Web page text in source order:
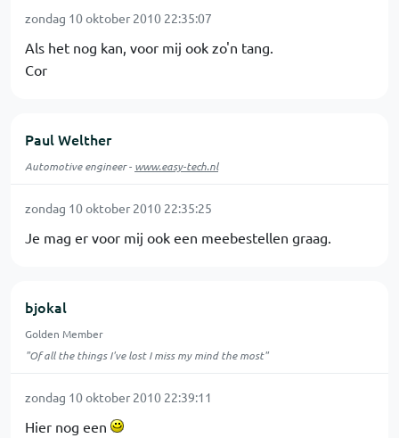
zondag 10 oktober 2010 22:35:07
Als het nog kan, voor mij ook zo'n tang.
Cor
Paul Welther
Automotive engineer - www.easy-tech.nl
zondag 10 oktober 2010 22:35:25
Je mag er voor mij ook een meebestellen graag.
bjokal
Golden Member
"Of all the things I've lost I miss my mind the most"
zondag 10 oktober 2010 22:39:11
Hier nog een